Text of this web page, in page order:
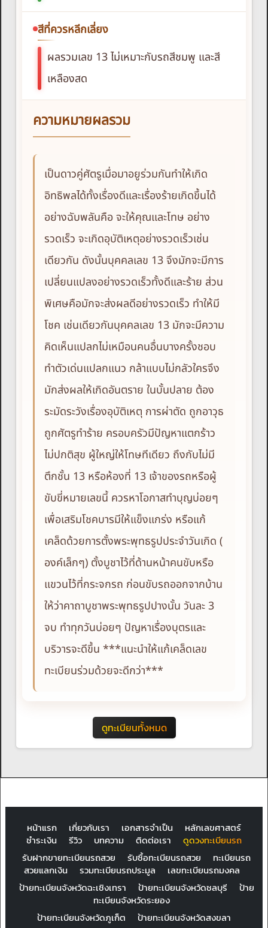
สีที่ควรหลีกเลี่ยง
ผลรวมเลข 13 ไม่เหมาะกับรถสีชมพู และสี
เหลืองสด
ความหมายผลรวม
เป็นดาวคู่ศัตรูเมื่อมาอยูร่วมกันทำให้เกิด
อิทธิพลได้ทั้งเรื่องดีและเรื่องร้ายเกิดขึ้นได้
อย่างฉับพลันคือ จะให้คุณและโทษ อย่าง
รวดเร็ว จะเกิดอุบัติเหตุอย่างรวดเร็วเช่น
เดียวกัน ดังนั้นบุคคลเลข 13 จึงมักจะมีการ
เปลี่ยนแปลงอย่างรวดเร็วทั้งดีและร้าย ส่วน
พิเศษคือมักจะส่งผลดีอย่างรวดเร็ว ทำให้มี
โชค เช่นเดียวกันบุคคลเลข 13 มักจะมีความ
คิดเห็นแปลกไม่เหมือนคนอื่นบางครั้งชอบ
ทำตัวเด่นแปลกแนว กล้าแบบไม่กลัวใครจึง
มักส่งผลให้เกิดอันตราย ในบั้นปลาย ต้อง
ระมัดระวังเรื่องอุบัติเหตุ การผ่าตัด ถูกอาวุธ
ถูกศัตรูทำร้าย ครอบครัวมีปัญหาแตกร้าว
ไม่ปกติสุข ผู้ใหญ่ให้โทษทีเดียว ถึงกับไม่มี
ตึกชั้น 13 หรือห้องที่ 13 เจ้าของรถหรือผู้
ขับขี่หมายเลขนี้ ควรหาโอกาสทำบุญบ่อยๆ
เพื่อเสริมโชคบารมีให้แข็งแกร่ง หรือแก้
เคล็ดด้วยการตั้งพระพุทธรูปประจำวันเกิด (
องค์เล็กๆ) ตั้งบูชาไว้ที่ด้านหน้าคนขับหรือ
แขวนไว้ที่กระจกรถ ก่อนขับรถออกจากบ้าน
ให้ว่าคาถาบูชาพระพุทธรูปปางนั้น วันละ 3
จบ ทำทุกวันบ่อยๆ ปัญหาเรื่องบุตรและ
บริวารจะดีขึ้น ***แนะนำให้แก้เคล็ดเลข
ทะเบียนร่วมด้วยจะดีกว่า***
ดูทะเบียนทั้งหมด
หน้าแรก เกี่ยวกับเรา เอกสารจำเป็น
หลักเลขศาสตร์
ชำระเงิน
รีวิว บทความ ติดต่อเรา
ดูดวงทะเบียนรถ
รับฝากขายทะเบียนรถสวย
รับซื้อทะเบียนรถสวย
ทะเบียนรถ
สวยแลกเงิน
รวมทะเบียนรถประมูล
เลขทะเบียนรถมงคล
ป้ายทะเบียนจังหวัดฉะเชิงเทรา
ป้ายทะเบียนจังหวัดชลบุรี
ป้าย
ทะเบียนจังหวัดระยอง
ป้ายทะเบียนจังหวัดภูเก็ต
ป้ายทะเบียนจังหวัดสงขลา